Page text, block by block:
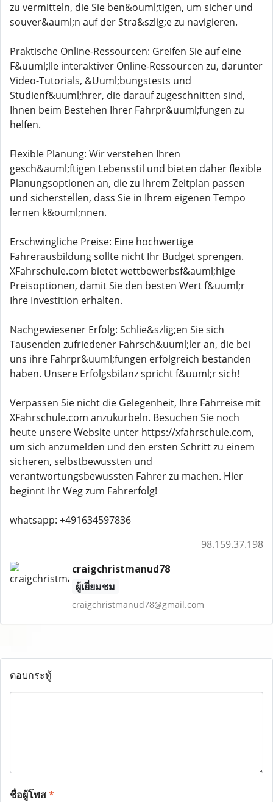
zu vermitteln, die Sie ben&ouml;tigen, um sicher und
souver&auml;n auf der Stra&szlig;e zu navigieren.
Praktische Online-Ressourcen: Greifen Sie auf eine
F&uuml;lle interaktiver Online-Ressourcen zu, darunter
Video-Tutorials, &Uuml;bungstests und
Studienf&uuml;hrer, die darauf zugeschnitten sind,
Ihnen beim Bestehen Ihrer Fahrpr&uuml;fungen zu
helfen.
Flexible Planung: Wir verstehen Ihren
gesch&auml;ftigen Lebensstil und bieten daher flexible
Planungsoptionen an, die zu Ihrem Zeitplan passen
und sicherstellen, dass Sie in Ihrem eigenen Tempo
lernen k&ouml;nnen.
Erschwingliche Preise: Eine hochwertige
Fahrerausbildung sollte nicht Ihr Budget sprengen.
XFahrschule.com bietet wettbewerbsf&auml;hige
Preisoptionen, damit Sie den besten Wert f&uuml;r
Ihre Investition erhalten.
Nachgewiesener Erfolg: Schlie&szlig;en Sie sich
Tausenden zufriedener Fahrsch&uuml;ler an, die bei
uns ihre Fahrpr&uuml;fungen erfolgreich bestanden
haben. Unsere Erfolgsbilanz spricht f&uuml;r sich!
Verpassen Sie nicht die Gelegenheit, Ihre Fahrreise mit
XFahrschule.com anzukurbeln. Besuchen Sie noch
heute unsere Website unter https://xfahrschule.com,
um sich anzumelden und den ersten Schritt zu einem
sicheren, selbstbewussten und
verantwortungsbewussten Fahrer zu machen. Hier
beginnt Ihr Weg zum Fahrerfolg!
whatsapp: +491634597836
98.159.37.198
craigchristmanud78
ผู้เยี่ยมชม
craigchristmanud78@gmail.com
ตอบกระทู้
ชื่อผู้โพส*